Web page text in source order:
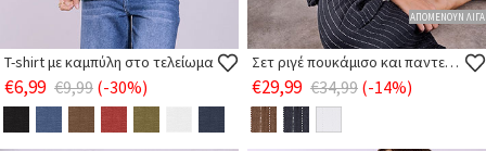
T-shirt με καμπύλη στο τελείωμα
€6,99 €9,99 (-30%)
ΑΠΟΜΕΝΟΥΝ ΛΙΓΑ
Σετ ριγέ πουκάμισο και παντελόνα
€29,99 €34,99 (-14%)